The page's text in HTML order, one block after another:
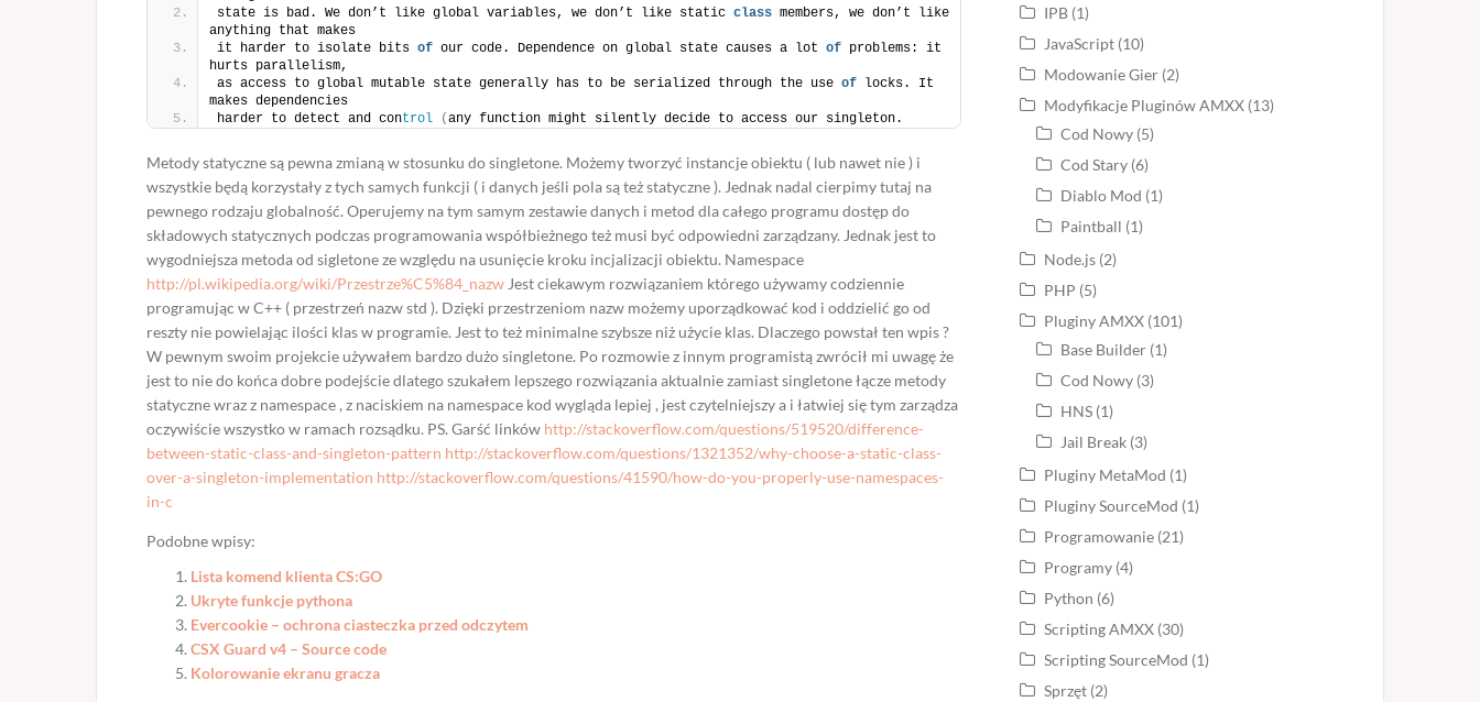
state is bad. We don’t like global vari­ables, we don’t like sta­tic class mem­bers, we don’t like
any­thing that makes
it harder to iso­late bits of our code. Depen­dence on global state causes a lot of prob­lems: it
hurts par­al­lelism,
as access to global muta­ble state gen­er­ally has to be seri­al­ized through the use of locks. It
makes depen­den­cies
harder to detect and con­trol (any func­tion might silently decide to access our sin­gle­ton.
Metody statyczne są pewna zmianą w stosunku do singletone. Możemy tworzyć instancje obiektu ( lub nawet nie ) i
wszystkie będą korzystały z tych samych funkcji ( i danych jeśli pola są też statyczne ). Jednak nadal cierpimy tutaj na
pewnego rodzaju globalność. Operujemy na tym samym zestawie danych i metod dla całego programu dostęp do
składowych statycznych podczas programowania współbieżnego też musi być odpowiedni zarządzany. Jednak jest to
wygodniejsza metoda od sigletone ze względu na usunięcie kroku incjalizacji obiektu. Namespace
http://pl.wikipedia.org/wiki/Przestrze%C5%84_nazw Jest ciekawym rozwiązaniem którego używamy codziennie
programując w C++ ( przestrzeń nazw std ). Dzięki przestrzeniom nazw możemy uporządkować kod i oddzielić go od
reszty nie powielając ilości klas w programie. Jest to też minimalne szybsze niż użycie klas. Dlaczego powstał ten wpis ?
W pewnym swoim projekcie używałem bardzo dużo singletone. Po rozmowie z innym programistą zwrócił mi uwagę że
jest to nie do końca dobre podejście dlatego szukałem lepszego rozwiązania aktualnie zamiast singletone łącze metody
statyczne wraz z namespace , z naciskiem na namespace kod wygląda lepiej , jest czytelniejszy a i łatwiej się tym zarządza
oczywiście wszystko w ramach rozsądku. PS. Garść linków http://stackoverflow.com/questions/519520/difference-
between-static-class-and-singleton-pattern http://stackoverflow.com/questions/1321352/why-choose-a-static-class-
over-a-singleton-implementation http://stackoverflow.com/questions/41590/how-do-you-properly-use-namespaces-
in-c
Podobne wpisy:
Lista komend klienta CS:GO
Ukryte funkcje pythona
Evercookie – ochrona ciasteczka przed odczytem
CSX Guard v4 – Source code
Kolorowanie ekranu gracza
IPB (1)
JavaScript (10)
Modowanie Gier (2)
Modyfikacje Pluginów AMXX (13)
Cod Nowy (5)
Cod Stary (6)
Diablo Mod (1)
Paintball (1)
Node.js (2)
PHP (5)
Pluginy AMXX (101)
Base Builder (1)
Cod Nowy (3)
HNS (1)
Jail Break (3)
Pluginy MetaMod (1)
Pluginy SourceMod (1)
Programowanie (21)
Programy (4)
Python (6)
Scripting AMXX (30)
Scripting SourceMod (1)
Sprzęt (2)